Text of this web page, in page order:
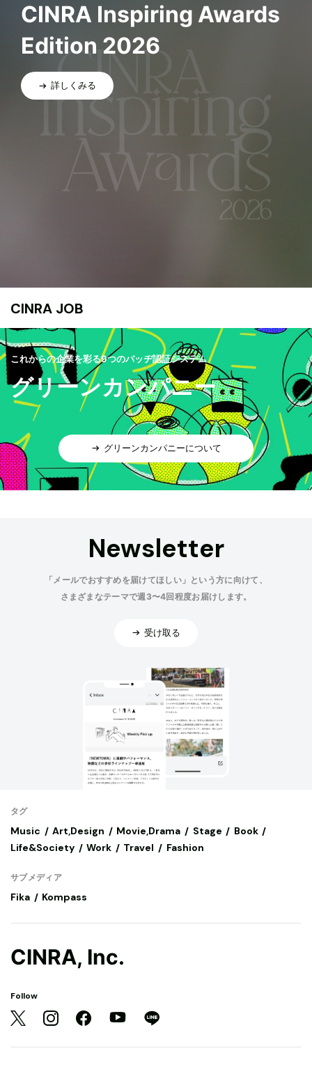
CINRA Inspiring Awards
Edition 2026
詳しくみる
CINRA JOB
これからの企業を彩る9つのバッヂ認証システム
グリーンカンパニー
グリーンカンパニーについて
Newsletter
「メールでおすすめを届けてほしい」という方に向けて、
さまざまなテーマで週3〜4回程度お届けします。
受け取る
タグ
Music Art,Design Movie,Drama Stage
Book
Life&Society
Work Travel Fashion
サブメディア
Fika Kompass
CINRA, Inc.
Follow